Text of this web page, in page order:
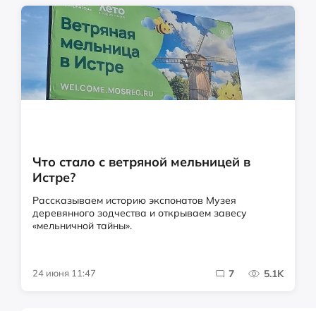
Что стало с ветряной мельницей в
Истре?
Рассказываем историю экспонатов Музея
деревянного зодчества и открываем завесу
«мельничной тайны».
24 июня 11:47 7 5.1K